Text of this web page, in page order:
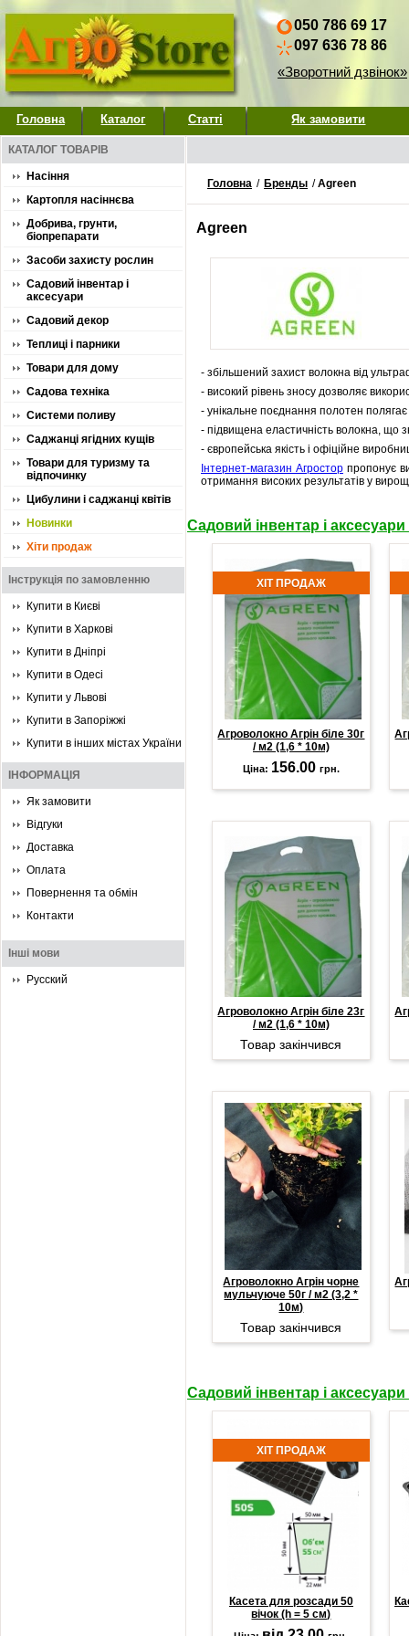
050 786 69 17
097 636 78 86
«Зворотний дзвінок»
Головна Каталог Статті Як замовити
КАТАЛОГ ТОВАРІВ
Насіння
Картопля насіннєва
Добрива, грунти,
біопрепарати
Засоби захисту рослин
Садовий інвентар і
аксесуари
Садовий декор
Теплиці і парники
Товари для дому
Садова техніка
Системи поливу
Саджанці ягідних кущів
Товари для туризму та
відпочинку
Цибулини і саджанці квітів
Новинки
Хіти продаж
Інструкція по замовленню
Купити в Києві
Купити в Харкові
Купити в Дніпрі
Купити в Одесі
Купити у Львові
Купити в Запоріжжі
Купити в інших містах України
ІНФОРМАЦІЯ
Як замовити
Відгуки
Доставка
Оплата
Повернення та обмін
Контакти
Інші мови
Русский
Головна / Бренды /Agreen
Agreen
- збільшений захист волокна від
- високий рівень зносу дозволяє
- унікальне поєднання полотен
- підвищена еластичність волокна, що
- європейська якість і офіційне
Інтернет-магазин Агросторпропонує
отримання високих результатів у
Садовий інвентар і аксесуари
ХІТ ПРОДАЖ
Агроволокно Агрін біле 30г
/ м2 (1,6 * 10м)
Ціна: 156.00 грн.
Агроволокно Агрін біле 23г
/ м2 (1,6 * 10м)
Товар закінчився
Агроволокно Агрін чорне
мульчуюче 50г / м2 (3,2 *
10м)
Товар закінчився
Садовий інвентар і аксесуари
ХІТ ПРОДАЖ
Касета для розсади 50
вічок (h = 5 см)